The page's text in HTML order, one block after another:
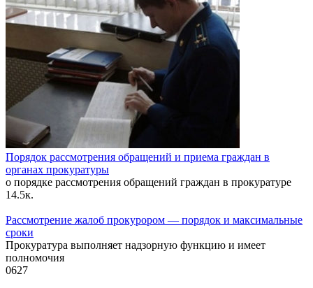
Порядок рассмотрения обращений и приема граждан в
органах прокуратуры
о порядке рассмотрения обращений граждан в прокуратуре
14.5к.
Рассмотрение жалоб прокурором — порядок и максимальные
сроки
Прокуратура выполняет надзорную функцию и имеет
полномочия
0627